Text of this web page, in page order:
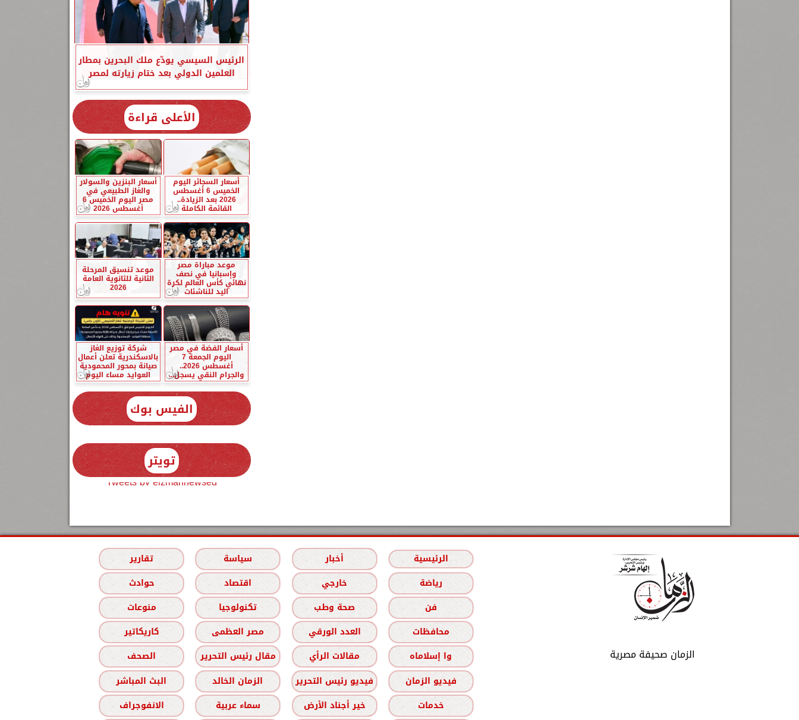
الرئيس السيسي يودّع ملك البحرين بمطار
العلمين الدولي بعد ختام زيارته لمصر
الأعلى قراءة
أسعار السجائر اليوم
الخميس 6 أغسطس
2026 بعد الزيادة..
القائمة الكاملة
أسعار البنزين والسولار
والغاز الطبيعي في
مصر اليوم الخميس 6
أغسطس 2026
موعد مباراة مصر
وإسبانيا في نصف
نهائي كأس العالم لكرة
اليد للناشئات
موعد تنسيق المرحلة
الثانية للثانوية العامة
2026
أسعار الفضة في مصر
اليوم الجمعة 7
أغسطس 2026..
والجرام النقي يسجل...
شركة توزيع الغاز
بالاسكندرية تعلن أعمال
صيانة بمحور المحمودية
العوايد مساء اليوم
الفيس بوك
تويتر
Tweets by elzmannewseg
الزمان صحيفة مصرية
الرئيسية أخبار سياسة
تقارير
رياضة
خارجي اقتصاد
حوادث
فن
صحة وطب تكنولوجيا
منوعات
محافظات
العدد الورقي مصر العظمى
كاريكاتير
وا إسلاماه
مقالات الرأي مقال رئيس التحرير
الصحف
فيديو الزمان
فيديو رئيس التحرير الزمان الخالد
البث المباشر
خدمات
خير أجناد الأرض سماء عربية الانفوجراف